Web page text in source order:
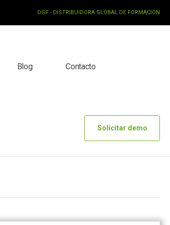
DGF - DISTRIBUIDORA GLOBAL DE FORMACIÓN
Blog Contacto
Solicitar demo